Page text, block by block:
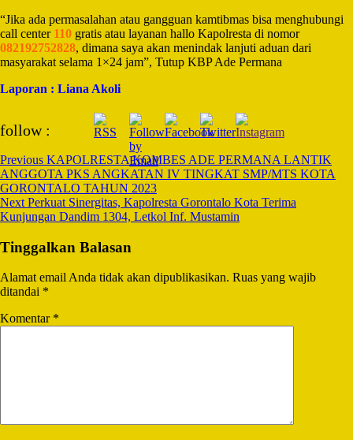
“Jika ada permasalahan atau gangguan kamtibmas bisa menghubungi
call center 110 gratis atau layanan hallo Kapolresta di nomor
082192752828, dimana saya akan menindak lanjuti aduan dari
masyarakat selama 1×24 jam”, Tutup KBP Ade Permana
Laporan : Liana Akoli
follow :
Navigation
Previous KAPOLRESTA KOMBES ADE PERMANA LANTIK
ANGGOTA PKS ANGKATAN IV TINGKAT SMP/MTS KOTA
GORONTALO TAHUN 2023
Next Perkuat Sinergitas, Kapolresta Gorontalo Kota Terima
Kunjungan Dandim 1304, Letkol Inf. Mustamin
Tinggalkan Balasan
Alamat email Anda tidak akan dipublikasikan. Ruas yang wajib
ditandai *
Komentar *